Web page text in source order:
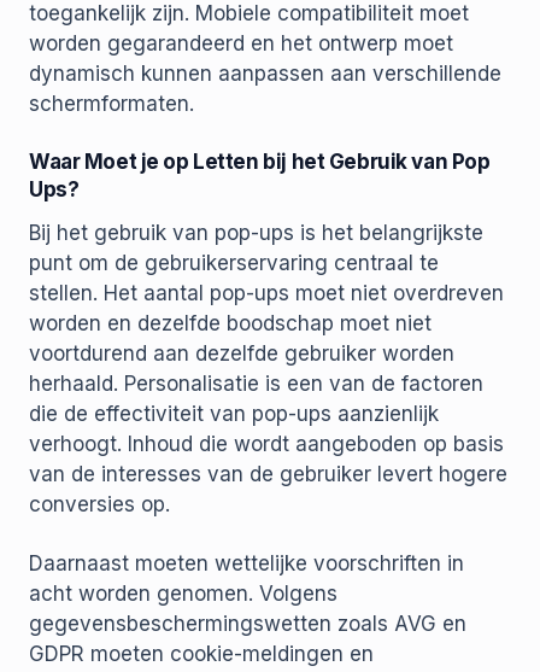
toegankelijk zijn. Mobiele compatibiliteit moet
worden gegarandeerd en het ontwerp moet
dynamisch kunnen aanpassen aan verschillende
schermformaten.
Waar Moet je op Letten bij het Gebruik van Pop
Ups?
Bij het gebruik van pop-ups is het belangrijkste
punt om de gebruikerservaring centraal te
stellen. Het aantal pop-ups moet niet overdreven
worden en dezelfde boodschap moet niet
voortdurend aan dezelfde gebruiker worden
herhaald. Personalisatie is een van de factoren
die de effectiviteit van pop-ups aanzienlijk
verhoogt. Inhoud die wordt aangeboden op basis
van de interesses van de gebruiker levert hogere
conversies op.
Daarnaast moeten wettelijke voorschriften in
acht worden genomen. Volgens
gegevensbeschermingswetten zoals AVG en
GDPR moeten cookie-meldingen en